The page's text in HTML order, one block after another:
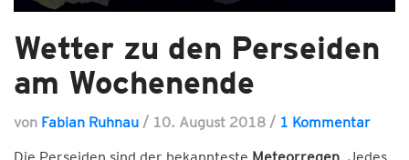
Wetter zu den Perseiden
am Wochenende
von Fabian Ruhnau / 10. August 2018 / 1 Kommentar